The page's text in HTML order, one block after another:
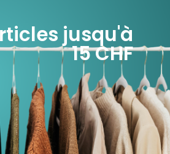
jusqu'à
15 CHF